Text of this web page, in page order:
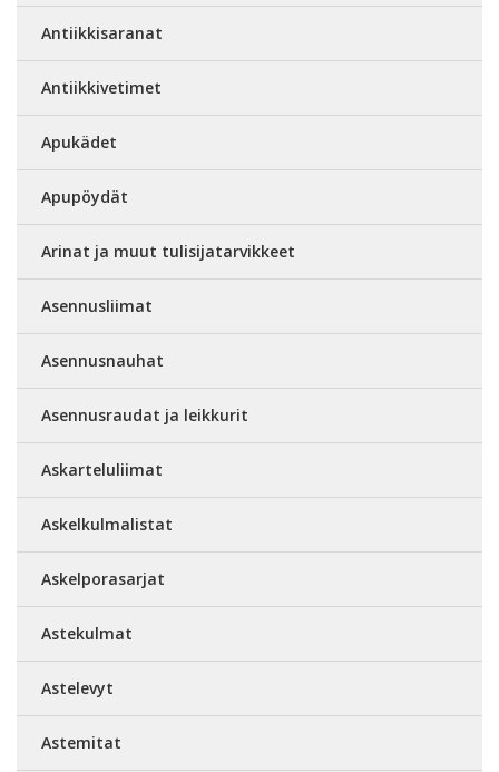
Antiikkisaranat
Antiikkivetimet
Apukädet
Apupöydät
Arinat ja muut tulisijatarvikkeet
Asennusliimat
Asennusnauhat
Asennusraudat ja leikkurit
Askarteluliimat
Askelkulmalistat
Askelporasarjat
Astekulmat
Astelevyt
Astemitat